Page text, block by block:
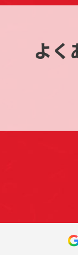
よく